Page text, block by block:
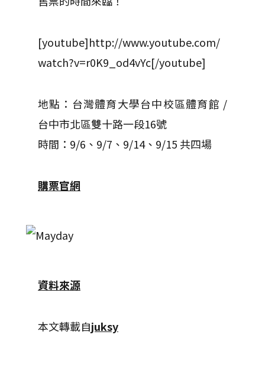
[youtube]http://www.youtube.com/
watch?v=r0K9_od4vYc[/youtube]
地點：台灣體育大學台中校區體育館 /
台中市北區雙十路一段16號
時間：9/6、9/7、9/14、9/15 共四場
購票官網
資料來源
本文轉載自juksy